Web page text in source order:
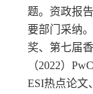
题。资政报
要部门采纳
奖、第七届
（2022）
ESI热点论文